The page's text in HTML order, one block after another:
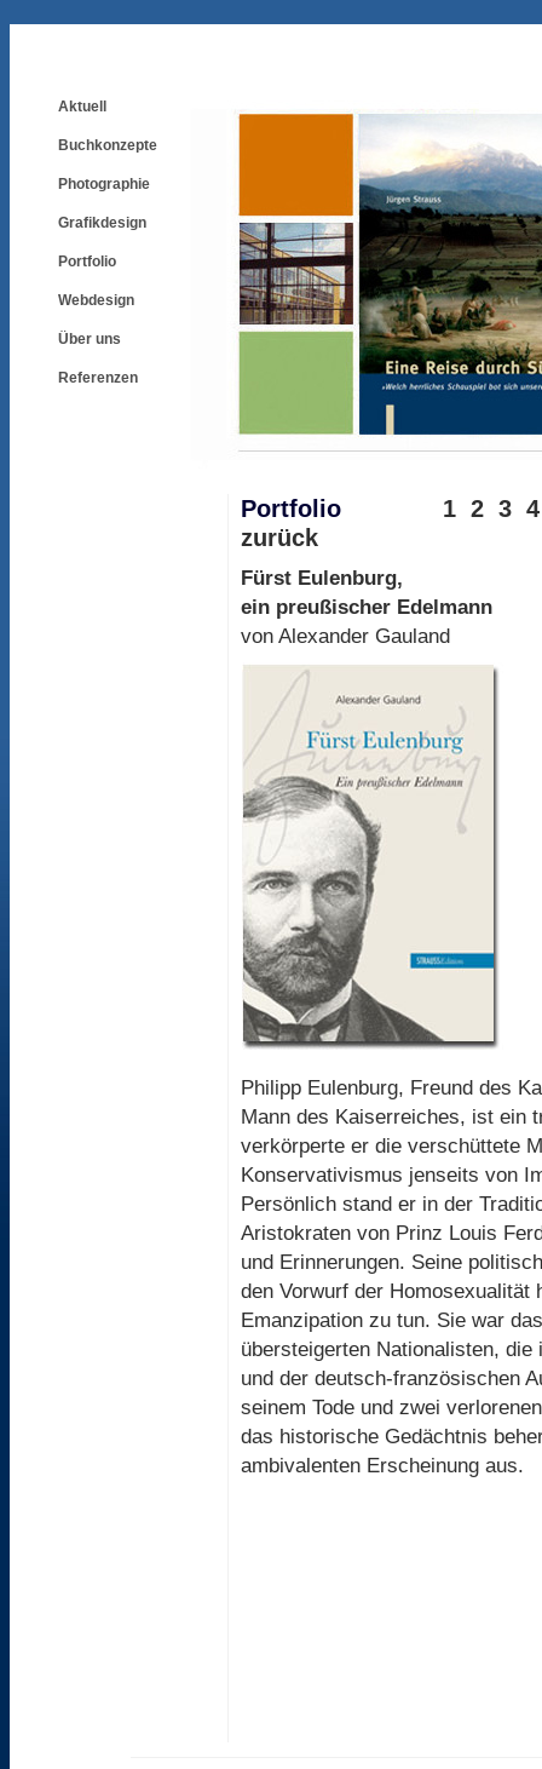
Aktuell
Buchkonzepte
Photographie
Grafikdesign
Portfolio
Webdesign
Über uns
Referenzen
Portfolio 1 2 3 4
zurück
Fürst Eulenburg,
ein preußischer Edelmann
von Alexander Gauland
Philipp Eulenburg, Freund des
Mann des Kaiserreiches, ist ein
verkörperte er die verschüttete
Konservativismus jenseits von
Persönlich stand er in der
Aristokraten von Prinz Louis
und Erinnerungen. Seine
den Vorwurf der Homosexualität
Emanzipation zu tun. Sie war
übersteigerten Nationalisten,
und der deutsch-französischen
seinem Tode und zwei
das historische Gedächtnis
ambivalenten Erscheinung aus.